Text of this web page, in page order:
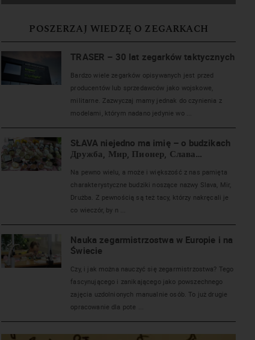
POSZERZAJ WIEDZĘ O ZEGARKACH
TRASER – 30 lat zegarków taktycznych
Bardzo wiele zegarków opisywanych jest przed
producentów lub sprzedawców jako wojskowe,
militarne. Zazwyczaj mamy jednak do czynienia z
modelami, którym nadano jedynie wo ...
SŁAVA niejedno ma imię – o budzikach
Дружба, Мир, Пионер, Слава…
Na pewno wielu, a może i większość z nas pamięta
charakterystyczne budziki noszące nazwy Slava, Mir,
Drużba. Z pewnością są też tacy, którzy nakręcali je
co wieczór, by n ...
Nauka zegarmistrzostwa w Europie i na
Świecie
Czy, i jak można nauczyć się zegarmistrzostwa? Tego
fascynującego i zanikającego jako powszechnego
zajęcia uzdolnionych manualnie osób. To już drugie
opracowanie dla pote ...